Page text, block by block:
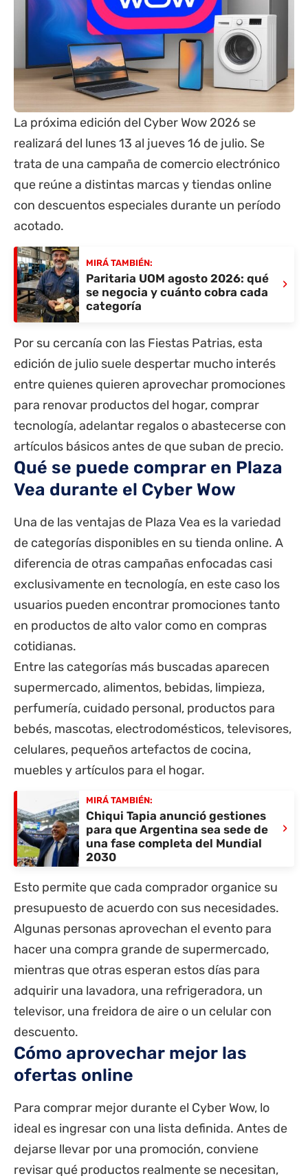
La próxima edición del Cyber Wow 2026 se
realizará del lunes 13 al jueves 16 de julio. Se
trata de una campaña de comercio electrónico
que reúne a distintas marcas y tiendas online
con descuentos especiales durante un período
acotado.
MIRÁ TAMBIÉN:
Paritaria UOM agosto 2026: qué
se negocia y cuánto cobra cada
categoría
›
Por su cercanía con las Fiestas Patrias, esta
edición de julio suele despertar mucho interés
entre quienes quieren aprovechar promociones
para renovar productos del hogar, comprar
tecnología, adelantar regalos o abastecerse con
artículos básicos antes de que suban de precio.
Qué se puede comprar en Plaza
Vea durante el Cyber Wow
Una de las ventajas de Plaza Vea es la variedad
de categorías disponibles en su tienda online. A
diferencia de otras campañas enfocadas casi
exclusivamente en tecnología, en este caso los
usuarios pueden encontrar promociones tanto
en productos de alto valor como en compras
cotidianas.
Entre las categorías más buscadas aparecen
supermercado, alimentos, bebidas, limpieza,
perfumería, cuidado personal, productos para
bebés, mascotas, electrodomésticos, televisores,
celulares, pequeños artefactos de cocina,
muebles y artículos para el hogar.
MIRÁ TAMBIÉN:
Chiqui Tapia anunció gestiones
para que Argentina sea sede de
una fase completa del Mundial
2030
›
Esto permite que cada comprador organice su
presupuesto de acuerdo con sus necesidades.
Algunas personas aprovechan el evento para
hacer una compra grande de supermercado,
mientras que otras esperan estos días para
adquirir una lavadora, una refrigeradora, un
televisor, una freidora de aire o un celular con
descuento.
Cómo aprovechar mejor las
ofertas online
Para comprar mejor durante el Cyber Wow, lo
ideal es ingresar con una lista definida. Antes de
dejarse llevar por una promoción, conviene
revisar qué productos realmente se necesitan,